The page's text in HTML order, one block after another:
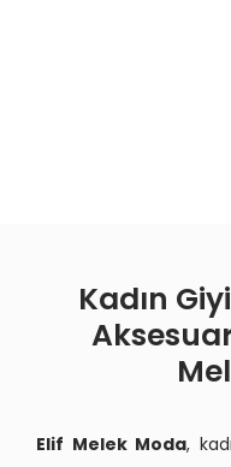
Kadın
Elif Melek Moda,